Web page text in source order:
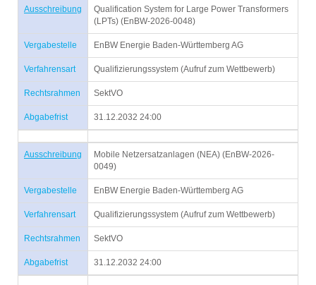
Ausschreibung
Qualification System for Large Power Transformers
(LPTs) (EnBW-2026-0048)
Vergabestelle EnBW Energie Baden-Württemberg AG
Verfahrensart Qualifizierungssystem (Aufruf zum Wettbewerb)
Rechtsrahmen SektVO
Abgabefrist 31.12.2032 24:00
Ausschreibung
Mobile Netzersatzanlagen (NEA) (EnBW-2026-
0049)
Vergabestelle EnBW Energie Baden-Württemberg AG
Verfahrensart Qualifizierungssystem (Aufruf zum Wettbewerb)
Rechtsrahmen SektVO
Abgabefrist 31.12.2032 24:00